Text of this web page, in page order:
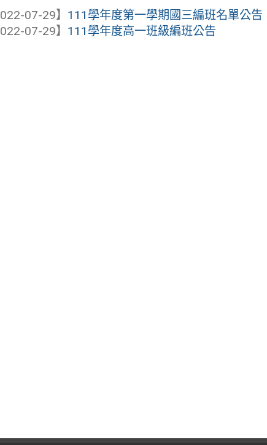
07-29】 111學年度第一學期國三編班名單公告
07-29】 111學年度高一班級編班公告